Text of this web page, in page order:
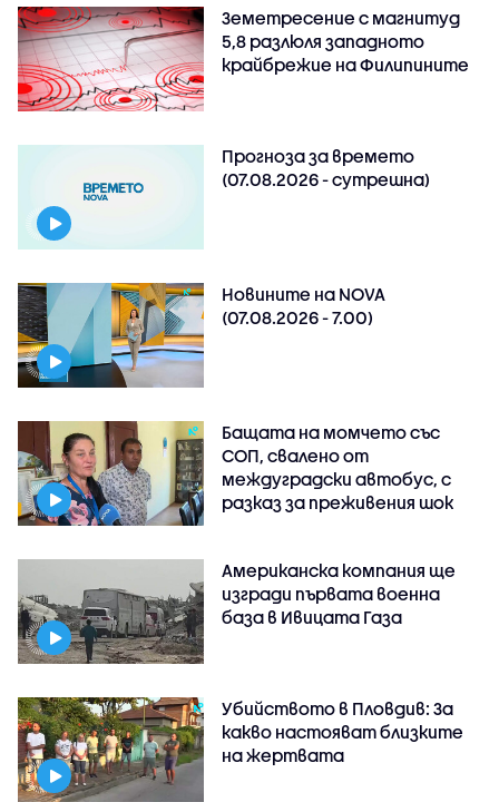
Земетресение с магнитуд
5,8 разлюля западното
крайбрежие на Филипините
Прогноза за времето
(07.08.2026 - сутрешна)
Новините на NOVA
(07.08.2026 - 7.00)
Бащата на момчето със
СОП, свалено от
междуградски автобус, с
разказ за преживения шок
Американска компания ще
изгради първата военна
база в Ивицата Газа
Убийството в Пловдив: За
какво настояват близките
на жертвата